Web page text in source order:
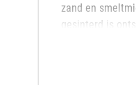
zand en
gesinterd is